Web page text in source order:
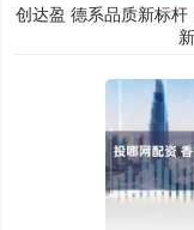
创达盈 德系品质新标